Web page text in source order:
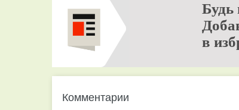
Будь
в
Комментарии